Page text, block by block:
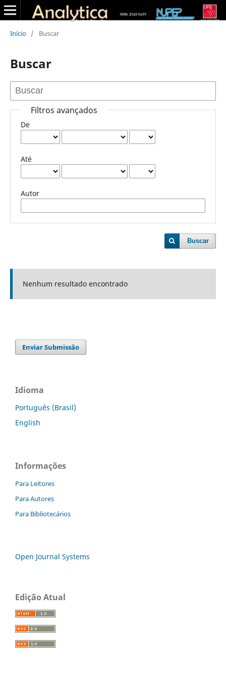
Início / Buscar
Buscar
Filtros avançados
De
Até
Autor
Buscar
Nenhum resultado encontrado
Enviar Submissão
Idioma
Português (Brasil)
English
Informações
Para Leitores
Para Autores
Para Bibliotecários
Open Journal Systems
Edição Atual